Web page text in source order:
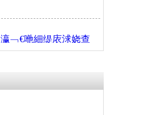
瀛﹁€咃細缇庡浗娆查
€间笢鍗椾簹涓庝腑鍥
瘑灞€